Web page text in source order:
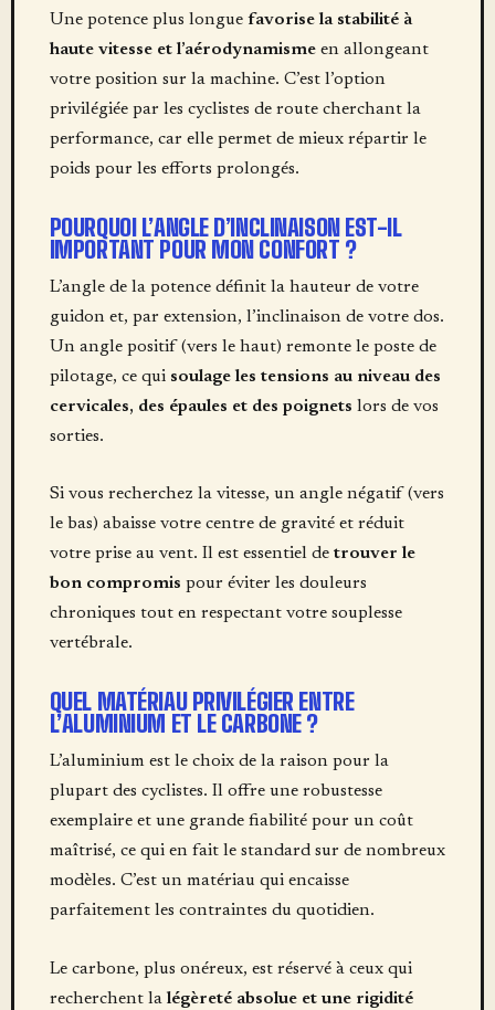
Une potence plus longue favorise la stabilité à
haute vitesse et l’aérodynamismeen allongeant
votre position sur la machine. C’est l’option
privilégiée par les cyclistes de route cherchant la
performance, car elle permet de mieux répartir le
poids pour les efforts prolongés.
POURQUOI L’ANGLE D’INCLINAISON EST-IL
IMPORTANT POUR MON CONFORT ?
L’angle de la potence définit la hauteur de votre
guidon et, par extension, l’inclinaison de votre dos.
Un angle positif (vers le haut) remonte le poste de
pilotage, ce qui soulage les tensions au niveau des
cervicales, des épaules et des poignets lors de vos
sorties.
Si vous recherchez la vitesse, un angle négatif (vers
le bas) abaisse votre centre de gravité et réduit
votre prise au vent. Il est essentiel de trouver le
bon compromis pour éviter les douleurs
chroniques tout en respectant votre souplesse
vertébrale.
QUEL MATÉRIAU PRIVILÉGIER ENTRE
L’ALUMINIUM ET LE CARBONE ?
L’aluminium est le choix de la raison pour la
plupart des cyclistes. Il offre une robustesse
exemplaire et une grande fiabilité pour un coût
maîtrisé, ce qui en fait le standard sur de nombreux
modèles. C’est un matériau qui encaisse
parfaitement les contraintes du quotidien.
Le carbone, plus onéreux, est réservé à ceux qui
recherchent la légèreté absolue et une rigidité